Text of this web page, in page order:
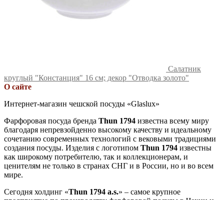
Салатник
круглый "Констанция" 16 см; декор "Отводка золото"
О сайте
Интернет-магазин чешской посуды «Glaslux»
Фарфоровая посуда бренда Thun 1794 известна всему миру
благодаря непревзойденно высокому качеству и идеальному
сочетанию современных технологий с вековыми традициями
создания посуды. Изделия с логотипом Thun 1794 известны
как широкому потребителю, так и коллекционерам, и
ценителям не только в странах СНГ и в России, но и во всем
мире.
Сегодня холдинг «Thun 1794 a.s.» – самое крупное